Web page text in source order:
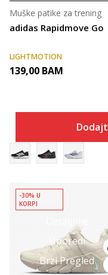
adidas Rapidmove Go
Muške patike za trening
LIGHTMOTION
139,00 BAM
Uporedi
Brzi Pregled
-30% U
KORPI